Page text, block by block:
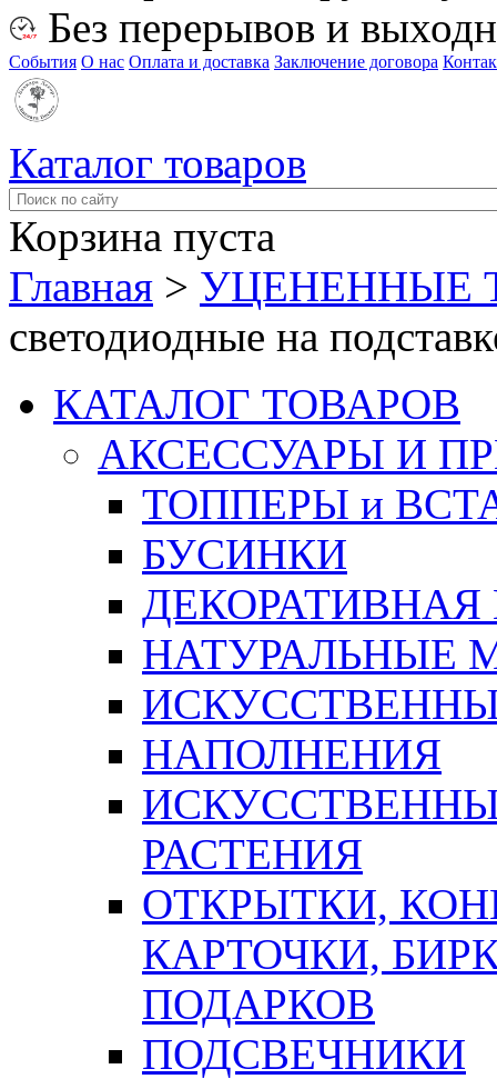
Без перерывов и
События О нас Оплата и доставка Заключение договора
Каталог товаров
Корзина пуста
Главная > УЦЕНЕННЫЕ
светодиодные на
КАТАЛОГ ТОВАРОВ
АКСЕССУАРЫ И
ТОППЕРЫ и
БУСИНКИ
ДЕКОРАТИВНАЯ
НАТУРАЛЬНЫЕ
НАПОЛНЕНИЯ
РАСТЕНИЯ
ОТКРЫТКИ,
КАРТОЧКИ,
ПОДАРКОВ
ПОДСВЕЧНИКИ